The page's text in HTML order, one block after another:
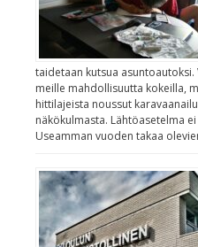
taidetaan kutsua
meille mahdollisuutta kokeilla,
hittilajeista noussut
näkökulmasta. Lähtöasetelma
Useamman vuoden takaa